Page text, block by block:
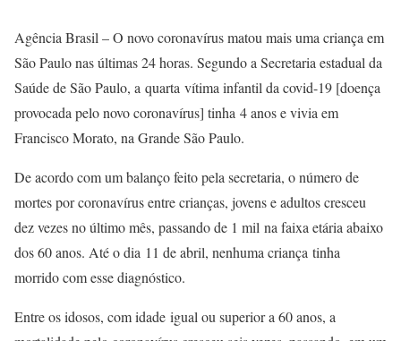
Agência Brasil – O novo coronavírus matou mais uma criança em
São Paulo nas últimas 24 horas. Segundo a Secretaria estadual da
Saúde de São Paulo, a quarta vítima infantil da covid-19 [doença
provocada pelo novo coronavírus] tinha 4 anos e vivia em
Francisco Morato, na Grande São Paulo.
De acordo com um balanço feito pela secretaria, o número de
mortes por coronavírus entre crianças, jovens e adultos cresceu
dez vezes no último mês, passando de 1 mil na faixa etária abaixo
dos 60 anos. Até o dia 11 de abril, nenhuma criança tinha
morrido com esse diagnóstico.
Entre os idosos, com idade igual ou superior a 60 anos, a